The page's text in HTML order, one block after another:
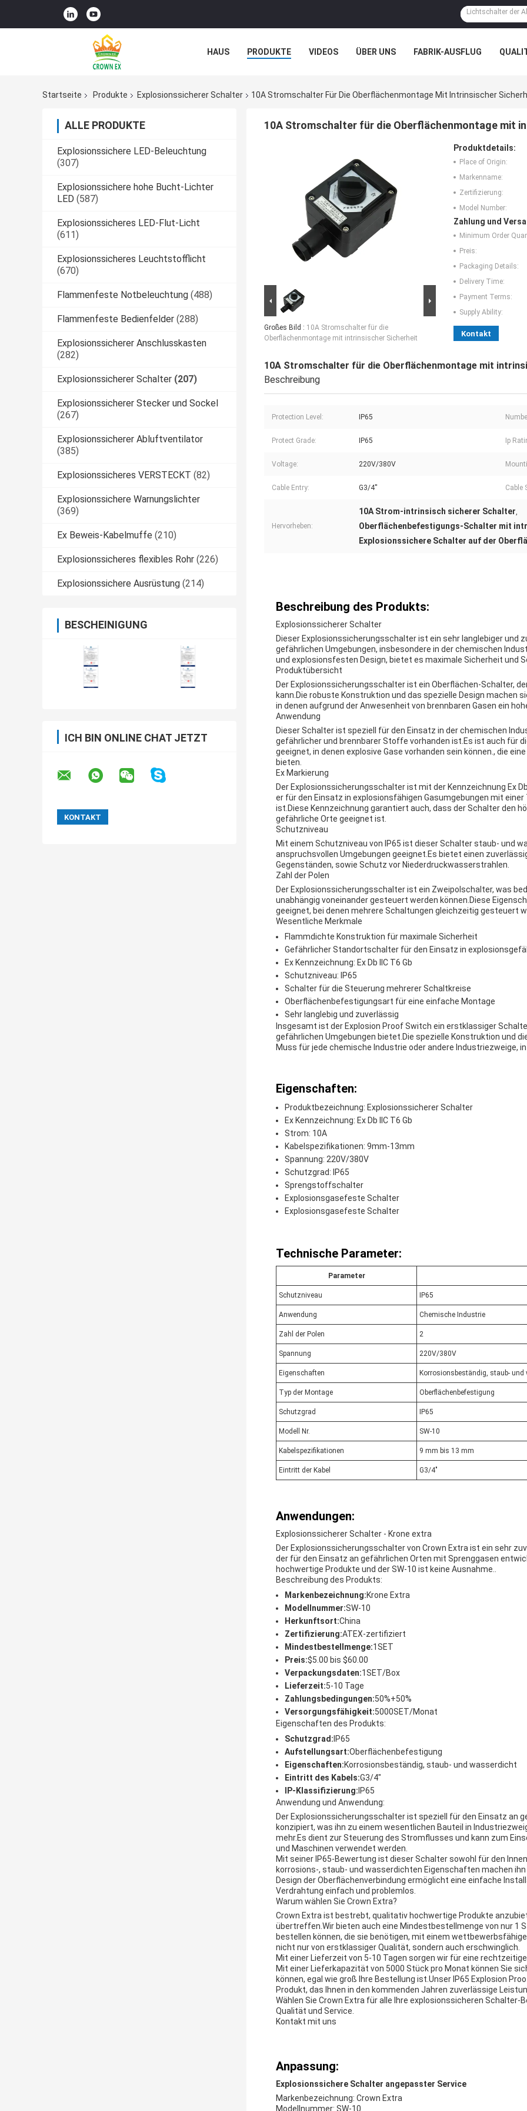
HAUS PRODUKTE VIDEOS ÜBER UNS FABRIK-AUSFLUG
Startseite
Produkte Explosionssicherer Schalter 10A Stromschalter Für Die Oberflächenmontage Mit Intrinsischer
ALLE PRODUKTE
Explosionssichere LED-Beleuchtung
(307)
Explosionssichere hohe Bucht-Lichter
LED (587)
Explosionssicheres LED-Flut-Licht
(611)
Explosionssicheres Leuchtstofflicht
(670)
Flammenfeste Notbeleuchtung (488)
Flammenfeste Bedienfelder (288)
Explosionssicherer Anschlusskasten
(282)
Explosionssicherer Schalter (207)
Explosionssicherer Stecker und Sockel
(267)
Explosionssicherer Abluftventilator
(385)
Explosionssicheres VERSTECKT (82)
Explosionssichere Warnungslichter
(369)
Ex Beweis-Kabelmuffe (210)
Explosionssicheres flexibles Rohr (226)
Explosionssichere Ausrüstung (214)
BESCHEINIGUNG
ICH BIN ONLINE CHAT JETZT
10A Stromschalter für die Oberflächenmontage mit
Großes Bild : 10A Stromschalter für die
Oberflächenmontage mit intrinsischer Sicherheit
Produktdetails:
Place of Origin:
Markenname:
Zertifizierung:
Model Number:
Zahlung und
Minimum Order
Preis:
Packaging Details:
Delivery Time:
Payment Terms:
Supply Ability:
Kontakt
10A Stromschalter für die Oberflächenmontage mit
Beschreibung
Protection Level: IP65
Protect Grade: IP65 Ip
Voltage: 220V/380V
Cable Entry: G3/4'' Cable
Hervorheben:
10A Strom-intrinsisch sicherer Schalter,
Oberflächenbefestigungs-Schalter mit
Explosionssichere Schalter auf der
Beschreibung des Produkts:
Explosionssicherer Schalter
Dieser Explosionssicherungsschalter ist ein sehr langlebiger und
gefährlichen Umgebungen, insbesondere in der chemischen
und explosionsfesten Design, bietet es maximale Sicherheit und
Produktübersicht
Der Explosionssicherungsschalter ist ein Oberflächen-Schalter,
kann.Die robuste Konstruktion und das spezielle Design machen
in denen aufgrund der Anwesenheit von brennbaren Gasen ein
Anwendung
Dieser Schalter ist speziell für den Einsatz in der chemischen
gefährlicher und brennbarer Stoffe vorhanden ist.Es ist auch für
geeignet, in denen explosive Gase vorhanden sein können., die
bieten.
Ex Markierung
Der Explosionssicherungsschalter ist mit der Kennzeichnung Ex
er für den Einsatz in explosionsfähigen Gasumgebungen mit
ist.Diese Kennzeichnung garantiert auch, dass der Schalter den
gefährliche Orte geeignet ist.
Schutzniveau
Mit einem Schutzniveau von IP65 ist dieser Schalter staub- und
anspruchsvollen Umgebungen geeignet.Es bietet einen
Gegenständen, sowie Schutz vor Niederdruckwasserstrahlen.
Zahl der Polen
Der Explosionssicherungsschalter ist ein Zweipolschalter, was
unabhängig voneinander gesteuert werden können.Diese
geeignet, bei denen mehrere Schaltungen gleichzeitig gesteuert
Wesentliche Merkmale
Flammdichte Konstruktion für maximale Sicherheit
Gefährlicher Standortschalter für den Einsatz in
Ex Kennzeichnung: Ex Db IIC T6 Gb
Schutzniveau: IP65
Schalter für die Steuerung mehrerer Schaltkreise
Oberflächenbefestigungsart für eine einfache Montage
Sehr langlebig und zuverlässig
Insgesamt ist der Explosion Proof Switch ein erstklassiger
gefährlichen Umgebungen bietet.Die spezielle Konstruktion und
Muss für jede chemische Industrie oder andere Industriezweige,
Eigenschaften:
Produktbezeichnung: Explosionssicherer Schalter
Ex Kennzeichnung: Ex Db IIC T6 Gb
Strom: 10A
Kabelspezifikationen: 9mm-13mm
Spannung: 220V/380V
Schutzgrad: IP65
Sprengstoffschalter
Explosionsgasefeste Schalter
Explosionsgasefeste Schalter
Technische Parameter:
Parameter
Schutzniveau IP65
Anwendung Chemische Industrie
Zahl der Polen 2
Spannung 220V/380V
Eigenschaften Korrosionsbeständig, staub-
Typ der Montage Oberflächenbefestigung
Schutzgrad IP65
Modell Nr. SW-10
Kabelspezifikationen 9 mm bis 13 mm
Eintritt der Kabel G3/4"
Anwendungen:
Explosionssicherer Schalter - Krone extra
Der Explosionssicherungsschalter von Crown Extra ist ein sehr
der für den Einsatz an gefährlichen Orten mit Sprenggasen
hochwertige Produkte und der SW-10 ist keine Ausnahme..
Beschreibung des Produkts:
Markenbezeichnung:Krone Extra
Modellnummer:SW-10
Herkunftsort:China
Zertifizierung:ATEX-zertifiziert
Mindestbestellmenge:1SET
Preis:$5.00 bis $60.00
Verpackungsdaten:1SET/Box
Lieferzeit:5-10 Tage
Zahlungsbedingungen:50%+50%
Versorgungsfähigkeit:5000SET/Monat
Eigenschaften des Produkts:
Schutzgrad: IP65
Aufstellungsart:Oberflächenbefestigung
Eigenschaften:Korrosionsbeständig, staub- und wasserdicht
Eintritt des Kabels:G3/4"
IP-Klassifizierung: IP65
Anwendung und Anwendung:
Der Explosionssicherungsschalter ist speziell für den Einsatz an
konzipiert, was ihn zu einem wesentlichen Bauteil in
mehr.Es dient zur Steuerung des Stromflusses und kann zum
und Maschinen verwendet werden.
Mit seiner IP65-Bewertung ist dieser Schalter sowohl für den
korrosions-, staub- und wasserdichten Eigenschaften machen
Design der Oberflächenverbindung ermöglicht eine einfache
Verdrahtung einfach und problemlos.
Warum wählen Sie Crown Extra?
Crown Extra ist bestrebt, qualitativ hochwertige Produkte
übertreffen.Wir bieten auch eine Mindestbestellmenge von nur 1
bestellen können, die sie benötigen, mit einem
nicht nur von erstklassiger Qualität, sondern auch erschwinglich.
Mit einer Lieferzeit von 5-10 Tagen sorgen wir für eine
Mit einer Lieferkapazität von 5000 Stück pro Monat können Sie
können, egal wie groß Ihre Bestellung ist.Unser IP65 Explosion
Produkt, das Ihnen in den kommenden Jahren zuverlässige
Wählen Sie Crown Extra für alle Ihre explosionssicheren Schalter-
Qualität und Service.
Kontakt mit uns
Anpassung:
Explosionssichere Schalter angepasster Service
Markenbezeichnung: Crown Extra
Modellnummer: SW-10